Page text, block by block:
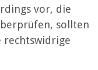
vor, die
sollten
rechtswidrige